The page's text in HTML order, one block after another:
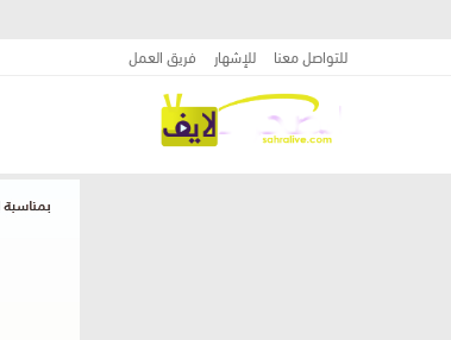
للتواصل معنا للإشهار فريق العمل